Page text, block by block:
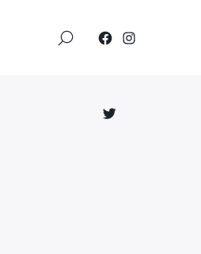
Élément